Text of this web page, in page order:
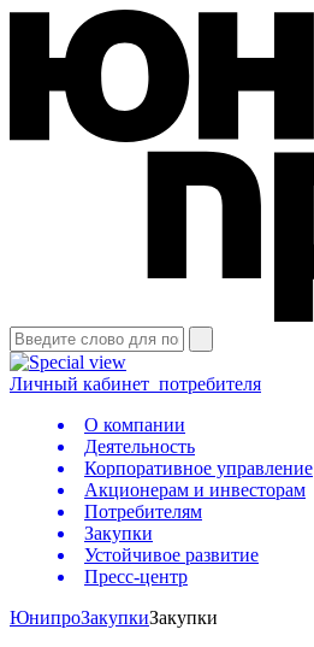
Личный кабинет потребителя
О компании
Деятельность
Корпоративное управление
Акционерам и инвесторам
Потребителям
Закупки
Устойчивое развитие
Пресс-центр
ЮнипроЗакупкиЗакупки